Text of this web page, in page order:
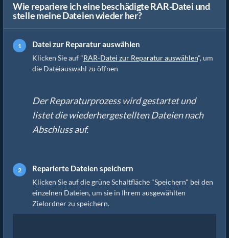
Wie repariere ich eine beschädigte RAR-Datei und
stelle meine Dateien wieder her?
Datei zur Reparatur auswählen
Klicken Sie auf "RAR-Datei zur Reparatur auswählen", um
die Dateiauswahl zu öffnen
Der Reparaturprozess wird gestartet und
listet die wiederhergestellten Dateien nach
Abschluss auf.
Reparierte Dateien speichern
Klicken Sie auf die grüne Schaltfläche "Speichern" bei den
einzelnen Dateien, um sie in Ihrem ausgewählten
Zielordner zu speichern.